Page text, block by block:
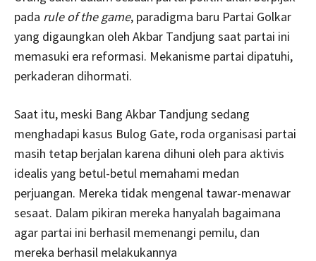
pada rule of the game, paradigma baru Partai Golkar
yang digaungkan oleh Akbar Tandjung saat partai ini
memasuki era reformasi. Mekanisme partai dipatuhi,
perkaderan dihormati.
Saat itu, meski Bang Akbar Tandjung sedang
menghadapi kasus Bulog Gate, roda organisasi partai
masih tetap berjalan karena dihuni oleh para aktivis
idealis yang betul-betul memahami medan
perjuangan. Mereka tidak mengenal tawar-menawar
sesaat. Dalam pikiran mereka hanyalah bagaimana
agar partai ini berhasil memenangi pemilu, dan
mereka berhasil melakukannya